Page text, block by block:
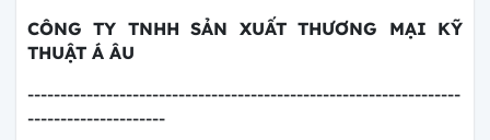
CÔNG TY TNHH SẢN XUẤT THƯƠNG MẠI KỸ
THUẬT Á ÂU
------------------------------------------------------------------
---------------------